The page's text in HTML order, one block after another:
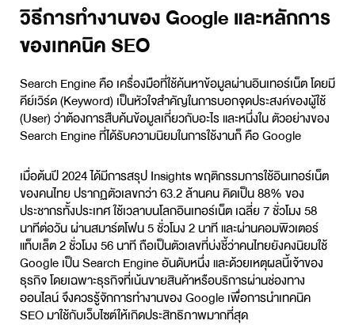
วิธีการทำงานของ Google และหลักการ
ของเทคนิค SEO
Search Engine คือ เครื่องมือที่ใช้ค้นหาข้อมูลผ่านอินเทอร์เน็ต โดยมี
คีย์เวิร์ด (Keyword) เป็นหัวใจสำคัญในการบอกจุดประสงค์ของผู้ใช้
(User) ว่าต้องการสืบค้นข้อมูลเกี่ยวกับอะไร และหนึ่งใน ตัวอย่างของ
Search Engine ที่ได้รับความนิยมในการใช้งานก็ คือ Google
เมื่อต้นปี 2024 ได้มีการสรุป Insights พฤติกรรมการใช้อินเทอร์เน็ต
ของคนไทย ปรากฏตัวเลขกว่า 63.2 ล้านคน คิดเป็น 88% ของ
ประชากรทั้งประเทศ ใช้เวลาบนโลกอินเทอร์เน็ต เฉลี่ย 7 ชั่วโมง 58
นาทีต่อวัน ผ่านสมาร์ตโฟน 5 ชั่วโมง 2 นาที และผ่านคอมพิวเตอร์
แท็บเล็ต 2 ชั่วโมง 56 นาที ถือเป็นตัวเลขที่บ่งชี้ว่าคนไทยยังคงนิยมใช้
Google เป็น Search Engine อันดับหนึ่ง และด้วยเหตุผลนี้เจ้าของ
ธุรกิจ โดยเฉพาะธุรกิจที่เน้นขายสินค้าหรือบริการผ่านช่องทาง
ออนไลน์ จึงควรรู้จักการทำงานของ Google เพื่อการนำเทคนิค
SEO มาใช้กับเว็บไซต์ให้เกิดประสิทธิภาพมากที่สุด